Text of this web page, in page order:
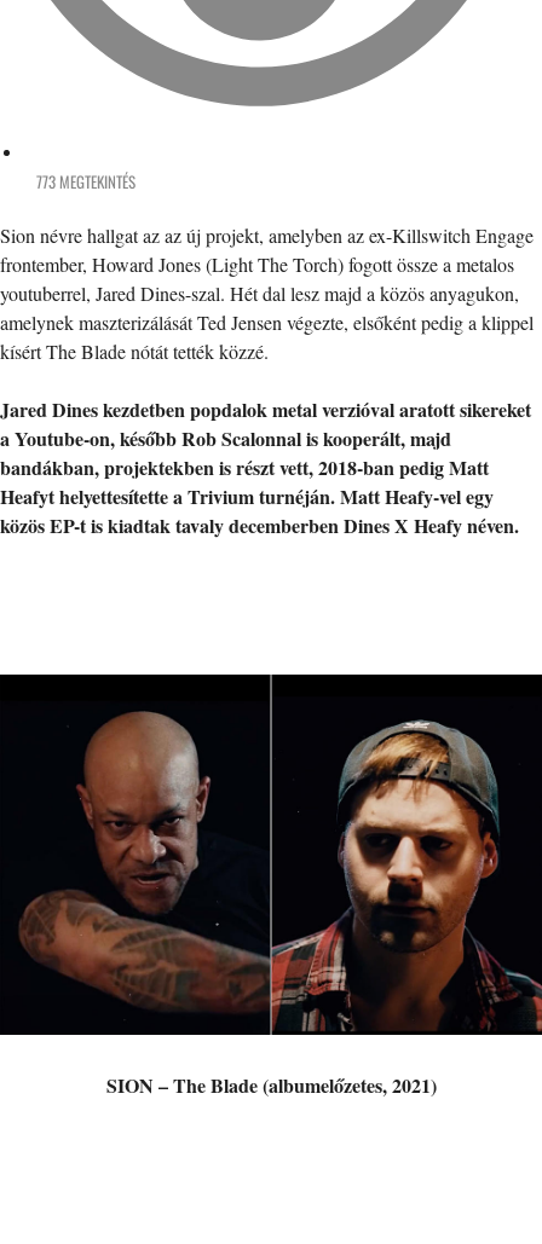
773 MEGTEKINTÉS
Sion névre hallgat az az új projekt, amelyben az ex-Killswitch Engage
frontember, Howard Jones (Light The Torch) fogott össze a metalos
youtuberrel, Jared Dines-szal. Hét dal lesz majd a közös anyagukon,
amelynek maszterizálását Ted Jensen végezte, elsőként pedig a klippel
kísért The Blade nótát tették közzé.
Jared Dines kezdetben popdalok metal verzióval aratott sikereket
a Youtube-on, később Rob Scalonnal is kooperált, majd
bandákban, projektekben is részt vett, 2018-ban pedig Matt
Heafyt helyettesítette a Trivium turnéján. Matt Heafy-vel egy
közös EP-t is kiadtak tavaly decemberben Dines X Heafy néven.
SION – The Blade (albumelőzetes, 2021)